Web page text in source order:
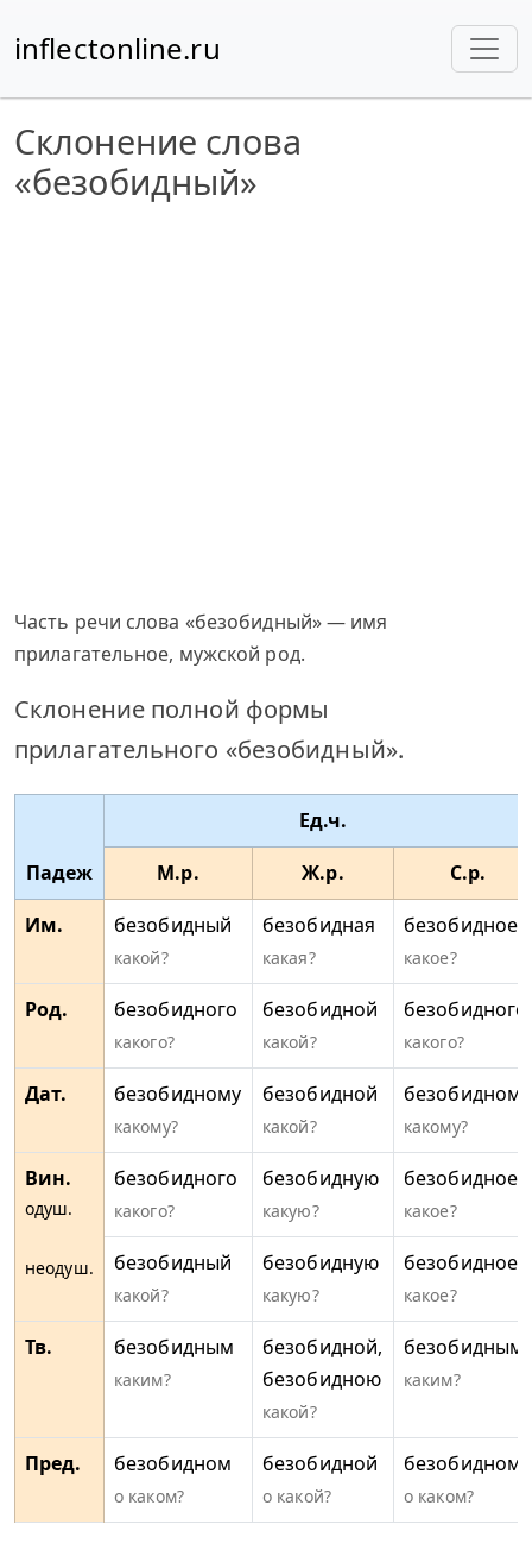
inflectonline.ru
Склонение слова
«безобидный»
Часть речи слова «безобидный» — имя
прилагательное, мужской род.
Склонение полной формы
прилагательного «безобидный».
Падеж
Ед.ч.
М.р.
Ж.р.
С.р.
Им.
безобидный
какой?
безобидная
какая?
безобидное
какое?
Род. безобидного
какого?
безобидной
какой?
безобидного
какого?
Дат. безобидному
какому?
безобидной
какой?
безобидному
какому?
Вин.
одуш.
неодуш.
безобидного
какого?
безобидную
какую?
безобидное
какое?
безобидный
какой?
безобидную
какую?
безобидное
какое?
Тв. безобидным
каким?
безобидной,
безобидною
какой?
безобидным
каким?
Пред. безобидном
о каком?
безобидной
о какой?
безобидном
о каком?